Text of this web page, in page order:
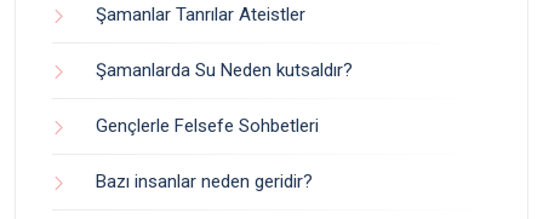
Şamanlar Tanrılar Ateistler
Şamanlarda Su Neden kutsaldır?
Gençlerle Felsefe Sohbetleri
Bazı insanlar neden geridir?